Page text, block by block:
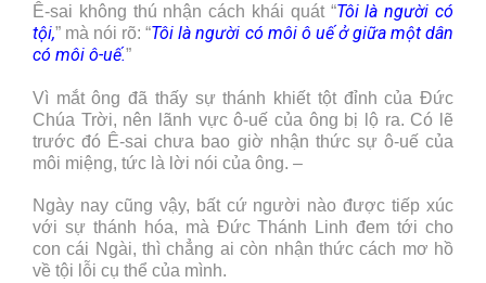
Ê-sai không thú nhận cách khái quát “Tôi là người có
tội,” mà nói rõ: “Tôi là người có môi ô uế ở giữa một dân
có môi ô-uế.”
Vì mắt ông đã thấy sự thánh khiết tột đỉnh của Đức
Chúa Trời, nên lãnh vực ô-uế của ông bị lộ ra. Có lẽ
trước đó Ê-sai chưa bao giờ nhận thức sự ô-uế của
môi miệng, tức là lời nói của ông. –
Ngày nay cũng vậy, bất cứ người nào được tiếp xúc
với sự thánh hóa, mà Đức Thánh Linh đem tới cho
con cái Ngài, thì chẳng ai còn nhận thức cách mơ hồ
về tội lỗi cụ thể của mình.